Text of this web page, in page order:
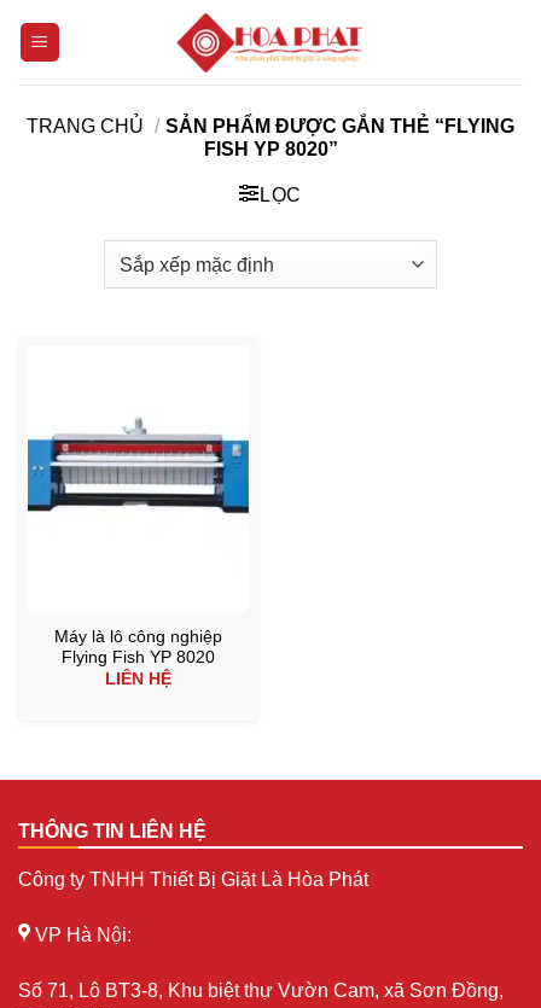
TRANG CHỦ / SẢN PHẨM ĐƯỢC GẮN THẺ “FLYING
FISH YP 8020”
LỌC
Máy là lô công nghiệp
Flying Fish YP 8020
LIÊN HỆ
THÔNG TIN LIÊN HỆ
Công ty TNHH Thiết Bị Giặt Là Hòa Phát
VP Hà Nội:
Số 71, Lô BT3-8, Khu biệt thự Vườn Cam, xã Sơn Đồng,